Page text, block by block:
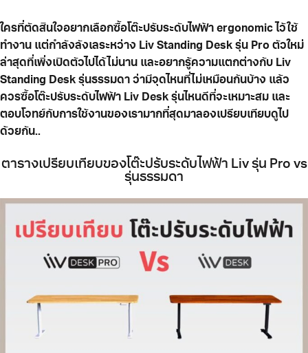
ใครที่ตัดสินใจอยากเลือกซื้อโต๊ะปรับระดับไฟฟ้า ergonomic ไว้ใช้
ทำงาน แต่กำลังลังเลระหว่าง Liv Standing Desk รุ่น Pro ตัวใหม่
ล่าสุดที่เพิ่งเปิดตัวไปได้ไม่นาน และอยากรู้ความแตกต่างกับ Liv
Standing Desk รุ่นธรรมดา ว่ามีจุดไหนที่ไม่เหมือนกันบ้าง แล้ว
ควรซื้อโต๊ะปรับระดับไฟฟ้า Liv Desk รุ่นไหนดีที่จะเหมาะสม และ
ตอบโจทย์กับการใช้งานของเรามากที่สุดมาลองเปรียบเทียบดูไป
ด้วยกัน..
ตารางเปรียบเทียบของโต๊ะปรับระดับไฟฟ้า Liv รุ่น Pro vs
รุ่นธรรมดา